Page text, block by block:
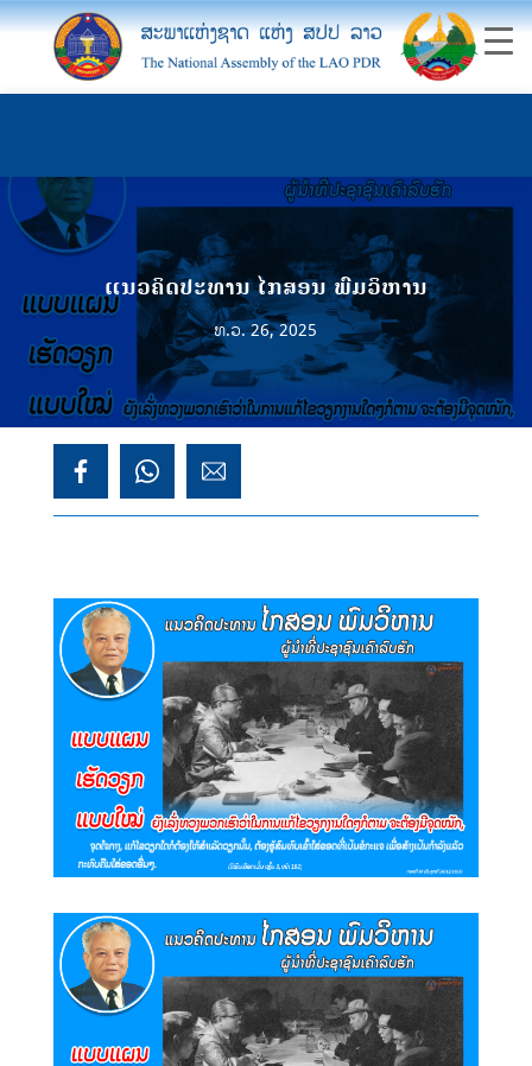
ແນວຄິດປະທານ ໄກສອນ ພົມວິຫານ
ທ.ວ. 26, 2025